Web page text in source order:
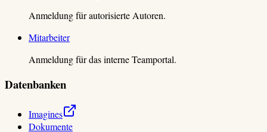
Anmeldung für autorisierte Autoren.
Mitarbeiter
Anmeldung für das interne Teamportal.
Datenbanken
Imagines
Dokumente